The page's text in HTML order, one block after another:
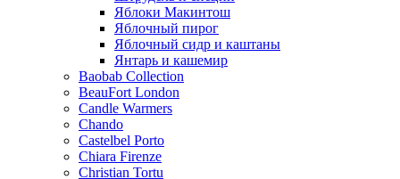
Яблоки Макинтош
Яблочный пирог
Яблочный сидр и каштаны
Янтарь и кашемир
Baobab Collection
BeauFort London
Candle Warmers
Chando
Castelbel Porto
Chiara Firenze
Christian Tortu